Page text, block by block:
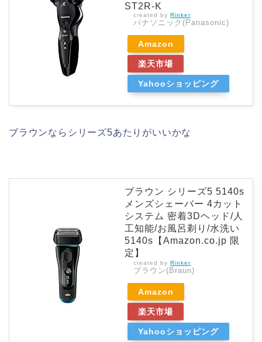
ST2R-K
created by Rinker
パナソニック(Panasonic)
Amazon
楽天市場
Yahooショッピング
ブラウンならシリーズ5あたりがいいかな
ブラウン シリーズ5 5140s
メンズシェーバー 4カット
システム 密着3Dヘッド/人
工知能/お風呂剃り/水洗い
5140s【Amazon.co.jp 限
定】
created by Rinker
ブラウン(Braun)
Amazon
楽天市場
Yahooショッピング